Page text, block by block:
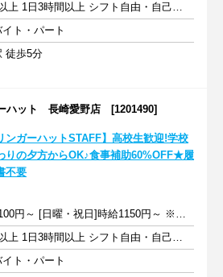
週1日以上 1日3時間以上 シフト自由・自己申告
ト・パート
徒歩5分
ハット 長崎愛野店 [1201490]
ンガーハットSTAFF】高校生歓迎!学校
りの夕方からOK♪食事補助60%OFF★履
不要
時給1100円～ [日曜・祝日]時給1150円～ ※交通費支給
週1日以上 1日3時間以上 シフト自由・自己申告
ト・パート